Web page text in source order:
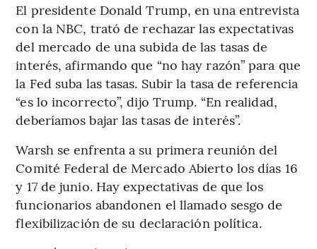
El presidente Donald Trump, en una entrevista
con la NBC, trató de rechazar las expectativas
del mercado de una subida de las tasas de
interés, afirmando que “no hay razón” para que
la Fed suba las tasas. Subir la tasa de referencia
“es lo incorrecto”, dijo Trump. “En realidad,
deberíamos bajar las tasas de interés”.
Warsh se enfrenta a su primera reunión del
Comité Federal de Mercado Abierto los días 16
y 17 de junio. Hay expectativas de que los
funcionarios abandonen el llamado sesgo de
flexibilización de su declaración política.